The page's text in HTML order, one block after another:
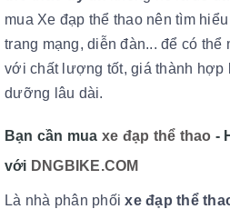
mua Xe đạp thể thao nên tìm
trang mạng, diễn đàn... để có
với chất lượng tốt, giá thành hợp
dưỡng lâu dài.
Bạn cần mua xe đạp thể thao -
với DNGBIKE.COM
Là nhà phân phốixe đạp thể